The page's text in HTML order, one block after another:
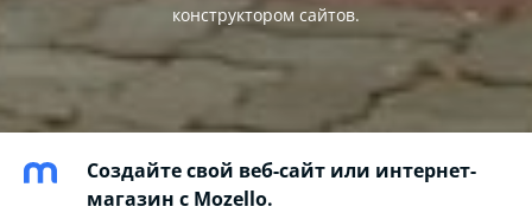
конструктором сайтов.
Создайте свой веб-сайт или интернет-
магазин с Mozello.